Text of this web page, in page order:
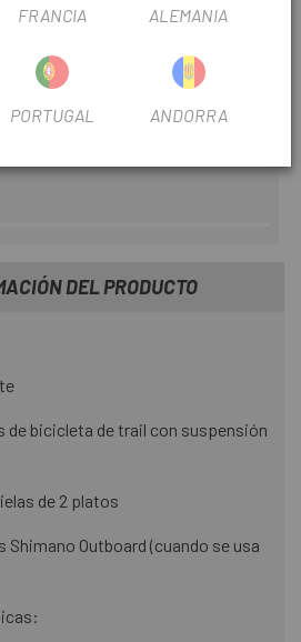
DEL PRODUCTO
de bicicleta de trail con suspensión
de 2 platos
Outboard (cuando se usa
FRANCIA ALEMANIA
PORTUGAL ANDORRA